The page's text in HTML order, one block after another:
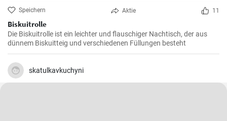
Speichern Aktie 11
Biskuitrolle
Die Biskuitrolle ist ein leichter und flauschiger Nachtisch, der aus
dünnem Biskuitteig und verschiedenen Füllungen besteht
skatulkavkuchyni